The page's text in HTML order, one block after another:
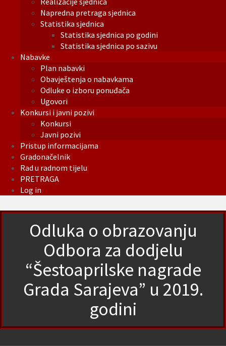
Napredna pretraga sjednica
Statistika sjednica
Statistika sjednica po godini
Statistika sjednica po sazivu
Nabavke
Plan nabavki
Obavještenja o nabavkama
Odluke o izboru ponuđača
Ugovori
Konkursi i javni pozivi
Konkursi
Javni pozivi
Pristup informacijama
Gradonačelnik
Rad u radnom tijelu
PRETRAGA
Log in
Odluka o obrazovanju
Odbora za dodjelu
“Šestoaprilske nagrade
Grada Sarajeva” u 2019.
godini